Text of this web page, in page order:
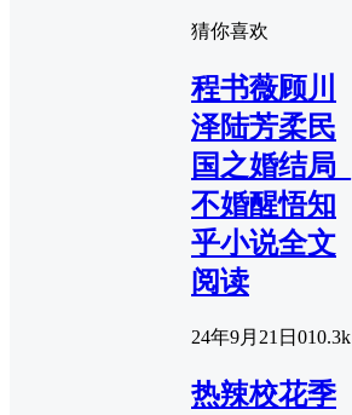
猜你喜欢
程书薇顾川
泽陆芳柔民
国之婚结局_
不婚醒悟知
乎小说全文
阅读
24年9月21日 010.3k
热辣校花季